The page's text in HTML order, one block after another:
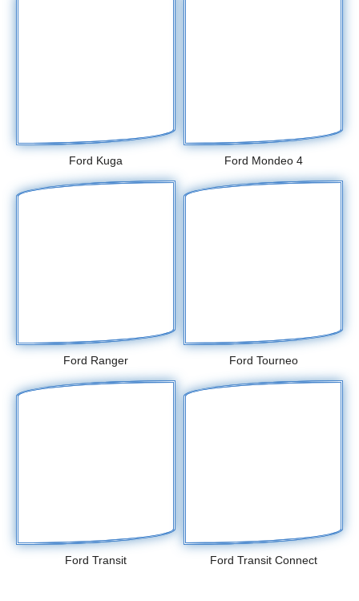
Ford Kuga Ford Mondeo 4
Ford Ranger Ford Tourneo
Ford Transit Ford Transit Connect